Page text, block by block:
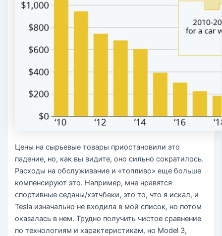
Цены на сырьевые товары приостановили это
падение, но, как вы видите, оно сильно сократилось.
Расходы на обслуживание и «топливо» еще больше
компенсируют это. Например, мне нравятся
спортивные седаны/хэтчбеки, это то, что я искал, и
Tesla изначально не входила в мой список, но потом
оказалась в нем. Трудно получить чистое сравнение
по технологиям и характеристикам, но Model 3,